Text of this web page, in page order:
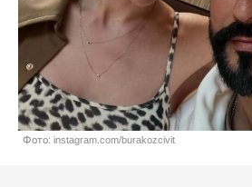
Фото: instagram.com/burakozcivit